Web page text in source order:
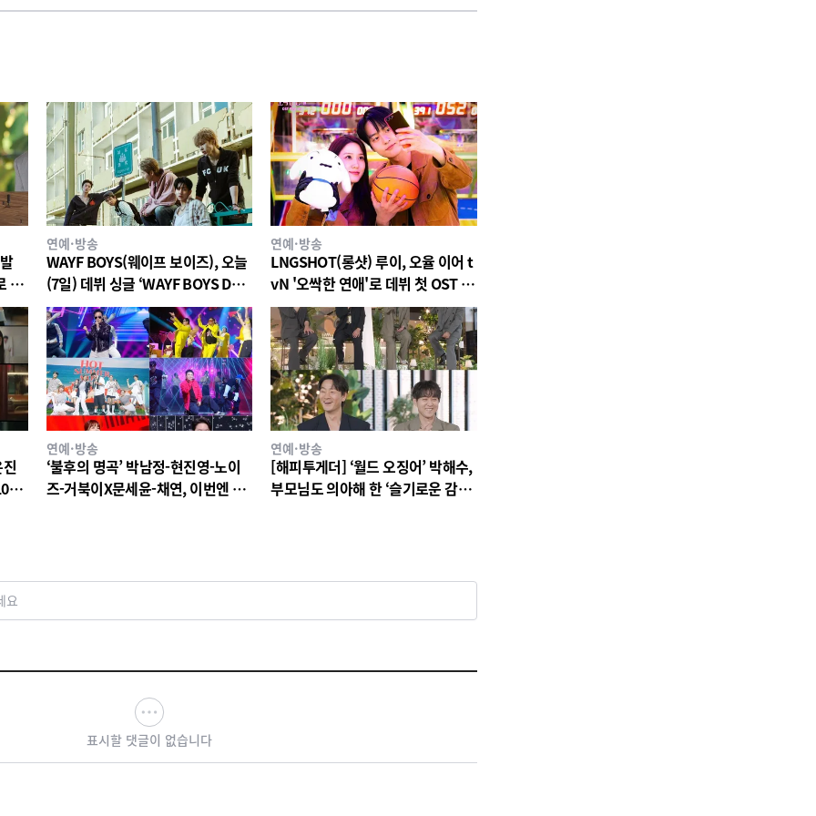
서
웠
연예·방송
WAYF BOYS(웨이프 보이즈), 오늘
(7일) 데뷔 싱글 ‘WAYF BOYS DO’
전 세계 공개
연예·방송
LNGSHOT(롱샷) 루이, 오율 이어 t
vN '오싹한 연애'로 데뷔 첫 OST 참
여…8일 'All I Can Say Is' 발매
년
연예·방송
‘불후의 명곡’ 박남정-현진영-노이
즈-거북이X문세윤-채연, 이번엔 댄
연예·방송
[해피투게더] ‘월드 오징어’ 박해수,
부모님도 의아해 한 ‘슬기로운 감빵
요
표시할 댓글이 없습니다